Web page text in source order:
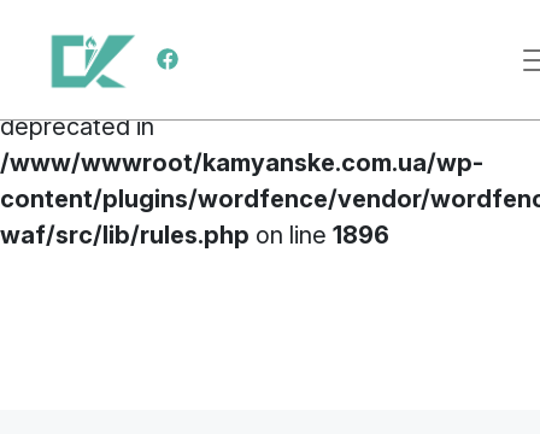
Deprecated
: preg_replace(): Passing null to
parameter #3 ($subject) of type array|string is
deprecated in
/www/wwwroot/kamyanske.com.ua/wp-
content/plugins/wordfence/vendor/
waf/src/lib/rules.php on line 1896
Меню навигации